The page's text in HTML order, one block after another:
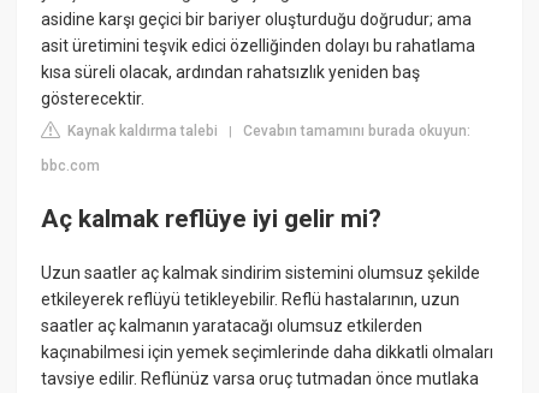
asidine karşı geçici bir bariyer oluşturduğu doğrudur; ama
asit üretimini teşvik edici özelliğinden dolayı bu rahatlama
kısa süreli olacak, ardından rahatsızlık yeniden baş
gösterecektir.
Kaynak kaldırma talebi |Cevabın tamamını burada okuyun:
bbc.com
Aç kalmak reflüye iyi gelir mi?
Uzun saatler aç kalmak sindirim sistemini olumsuz şekilde
etkileyerek reflüyü tetikleyebilir. Reflü hastalarının, uzun
saatler aç kalmanın yaratacağı olumsuz etkilerden
kaçınabilmesi için yemek seçimlerinde daha dikkatli olmaları
tavsiye edilir. Reflünüz varsa oruç tutmadan önce mutlaka